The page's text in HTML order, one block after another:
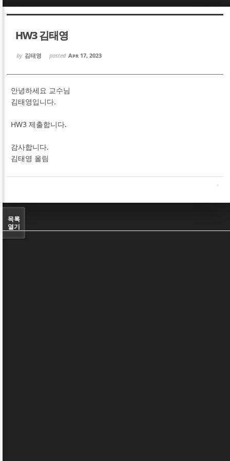
HW3 김태영
by 김태영 posted Apr 17, 2023
안녕하세요 교수님
김태영입니다.
HW3 제출합니다.
감사합니다.
김태영 올림
목록
열기
Sketchbook5, 스케치북5
Sketchbook5, 스케치북5
Sketchbook5, 스케치북5
Sketchbook5, 스케치북5